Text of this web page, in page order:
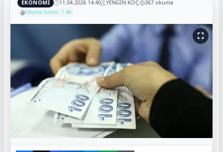
EKONOMİ 11.04.2026 14:40 YENGİN KOÇ 367 okuma
Okuma Süresi: 1 dk